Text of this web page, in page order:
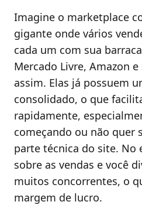
Imagine o marketplace
gigante onde vários
cada um com sua
Mercado Livre, Amazon
assim. Elas já possuem
consolidado, o que
rapidamente,
começando ou não quer
parte técnica do site. No
sobre as vendas e você
muitos concorrentes, o
margem de lucro.